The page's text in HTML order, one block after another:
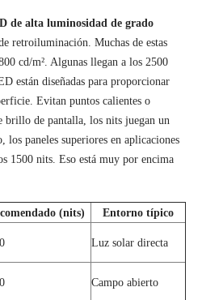
de alta luminosidad de grado
retroiluminación. Muchas de estas
cd/m². Algunas llegan a los 2500
están diseñadas para proporcionar
Evitan puntos calientes o
brillo de pantalla, los nits juegan un
paneles superiores en aplicaciones
1500 nits. Eso está muy por encima
(nits)
Entorno típico
Luz solar directa
Campo abierto